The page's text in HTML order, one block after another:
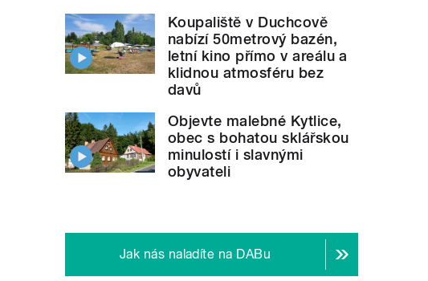
Koupaliště v Duchcově
nabízí 50metrový bazén,
letní kino přímo v areálu a
klidnou atmosféru bez
davů
Objevte malebné Kytlice,
obec s bohatou sklářskou
minulostí i slavnými
obyvateli
Jak nás naladíte na DABu